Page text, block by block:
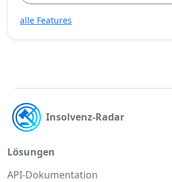
alle Features
Insolvenz-Radar
Lösungen
API-Dokumentation